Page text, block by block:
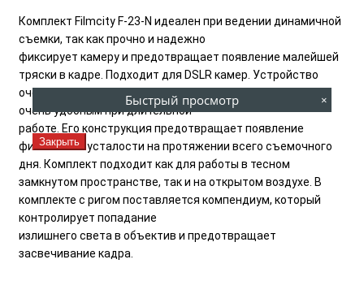
Комплект Filmcity F-23-N идеален при ведении динамичной
съемки, так как прочно и надежно
фиксирует камеру и предотвращает появление малейшей
тряски в кадре. Подходит для DSLR камер. Устройство
очень легкое, изготовлено из алюминия, что делает его
очень удобным при длительной
работе. Его конструкция предотвращает появление
физической усталости на протяжении всего съемочного
дня. Комплект подходит как для работы в тесном
замкнутом пространстве, так и на открытом воздухе. В
комплекте с ригом поставляется компендиум, который
контролирует попадание
излишнего света в объектив и предотвращает
засвечивание кадра.
Быстрый просмотр ×
Закрыть